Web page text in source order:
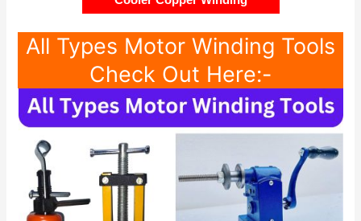
All Types Motor Winding Tools
Check Out Here:-